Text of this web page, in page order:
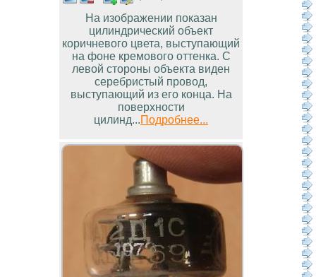
На изображении показан
цилиндрический объект
коричневого цвета, выступающий
на фоне кремового оттенка. С
левой стороны объекта виден
серебристый провод,
выступающий из его конца. На
поверхности
цилинд...Подробнее...